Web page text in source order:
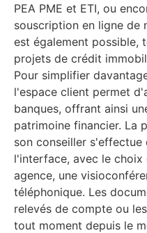
PEA PME et ETI, ou
souscription en ligne de
est également possible,
projets de crédit
Pour simplifier
l'espace client permet
banques, offrant ainsi
patrimoine financier. La
son conseiller
l'interface, avec le choix
agence, une
téléphonique. Les
relevés de compte ou
tout moment depuis le